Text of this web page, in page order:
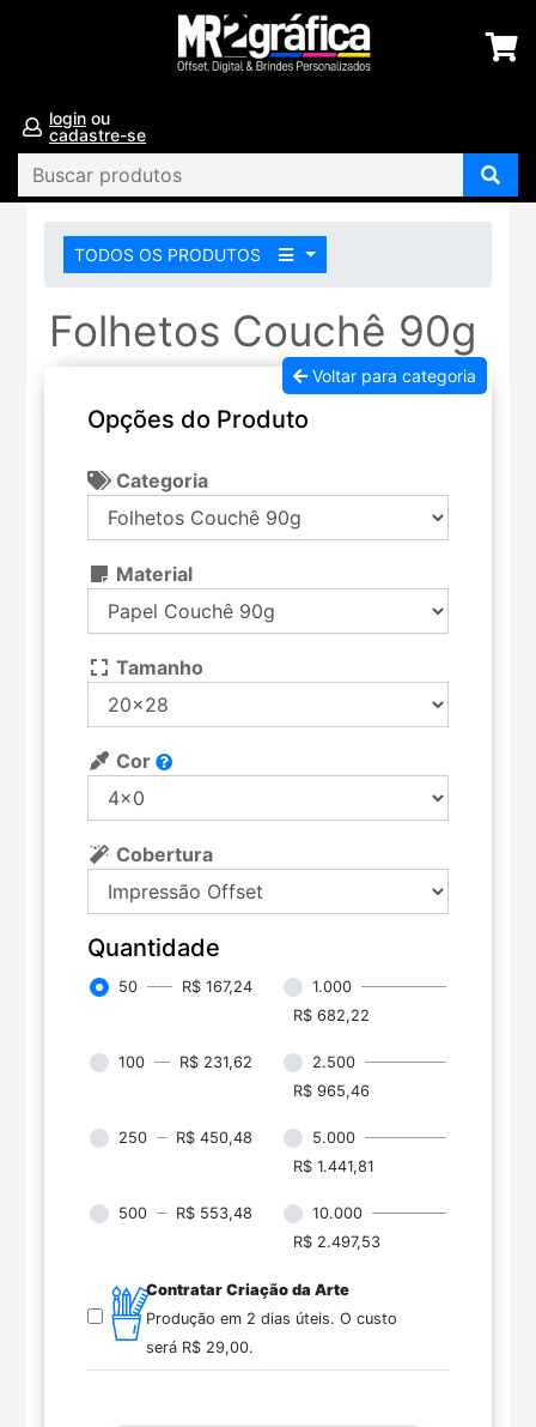
login ou
cadastre-se
TODOS OS PRODUTOS
Folhetos Couchê 90g
Voltar para categoria
Opções do Produto
Categoria
Material
Cor
Cobertura
Tamanho
Quantidade
50 R$ 167,24
1.000
R$ 682,22
100 R$ 231,62
2.500
R$ 965,46
250 R$ 450,48
5.000
R$ 1.441,81
500 R$ 553,48
10.000
R$ 2.497,53
Contratar Criação da Arte
Produção em 2 dias úteis. O custo
será R$ 29,00.